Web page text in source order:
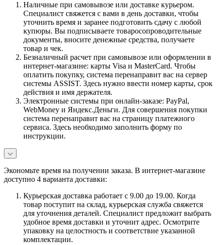
Наличные при самовывозе или доставке курьером.
Специалист свяжется с вами в день доставки, чтобы
уточнить время и заранее подготовить сдачу с любой
купюры. Вы подписываете товаросопроводительные
документы, вносите денежные средства, получаете
товар и чек.
Безналичный расчет при самовывозе или оформлении в
интернет-магазине: карты Visa и MasterCard. Чтобы
оплатить покупку, система перенаправит вас на сервер
системы ASSIST. Здесь нужно ввести номер карты, срок
действия и имя держателя.
Электронные системы при онлайн-заказе: PayPal,
WebMoney и Яндекс.Деньги. Для совершения покупки
система перенаправит вас на страницу платежного
сервиса. Здесь необходимо заполнить форму по
инструкции.
Экономьте время на получении заказа. В интернет-магазине
доступно 4 варианта доставки:
Курьерская доставка работает с 9.00 до 19.00. Когда
товар поступит на склад, курьерская служба свяжется
для уточнения деталей. Специалист предложит выбрать
удобное время доставки и уточнит адрес. Осмотрите
упаковку на целостность и соответствие указанной
комплектации.